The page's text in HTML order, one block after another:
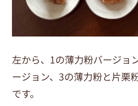
左から、1の薄力粉バージョ
ージョン、3の薄力粉と片栗
です。